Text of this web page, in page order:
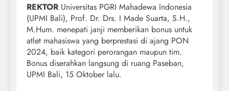
REKTOR Universitas PGRI Mahadewa Indonesia
(UPMI Bali), Prof. Dr. Drs. I Made Suarta, S.H.,
M.Hum. menepati janji memberikan bonus untuk
atlet mahasiswa yang berprestasi di ajang PON
2024, baik kategori perorangan maupun tim.
Bonus diserahkan langsung di ruang Paseban,
UPMI Bali, 15 Oktober lalu.